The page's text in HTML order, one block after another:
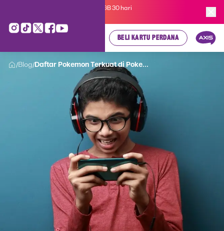
Kartu Perdana AXIS Suka-Suka 3GB 30 hari
BELI KARTU PERDANA
/Blog/ Daftar Pokemon Terkuat di Poke...